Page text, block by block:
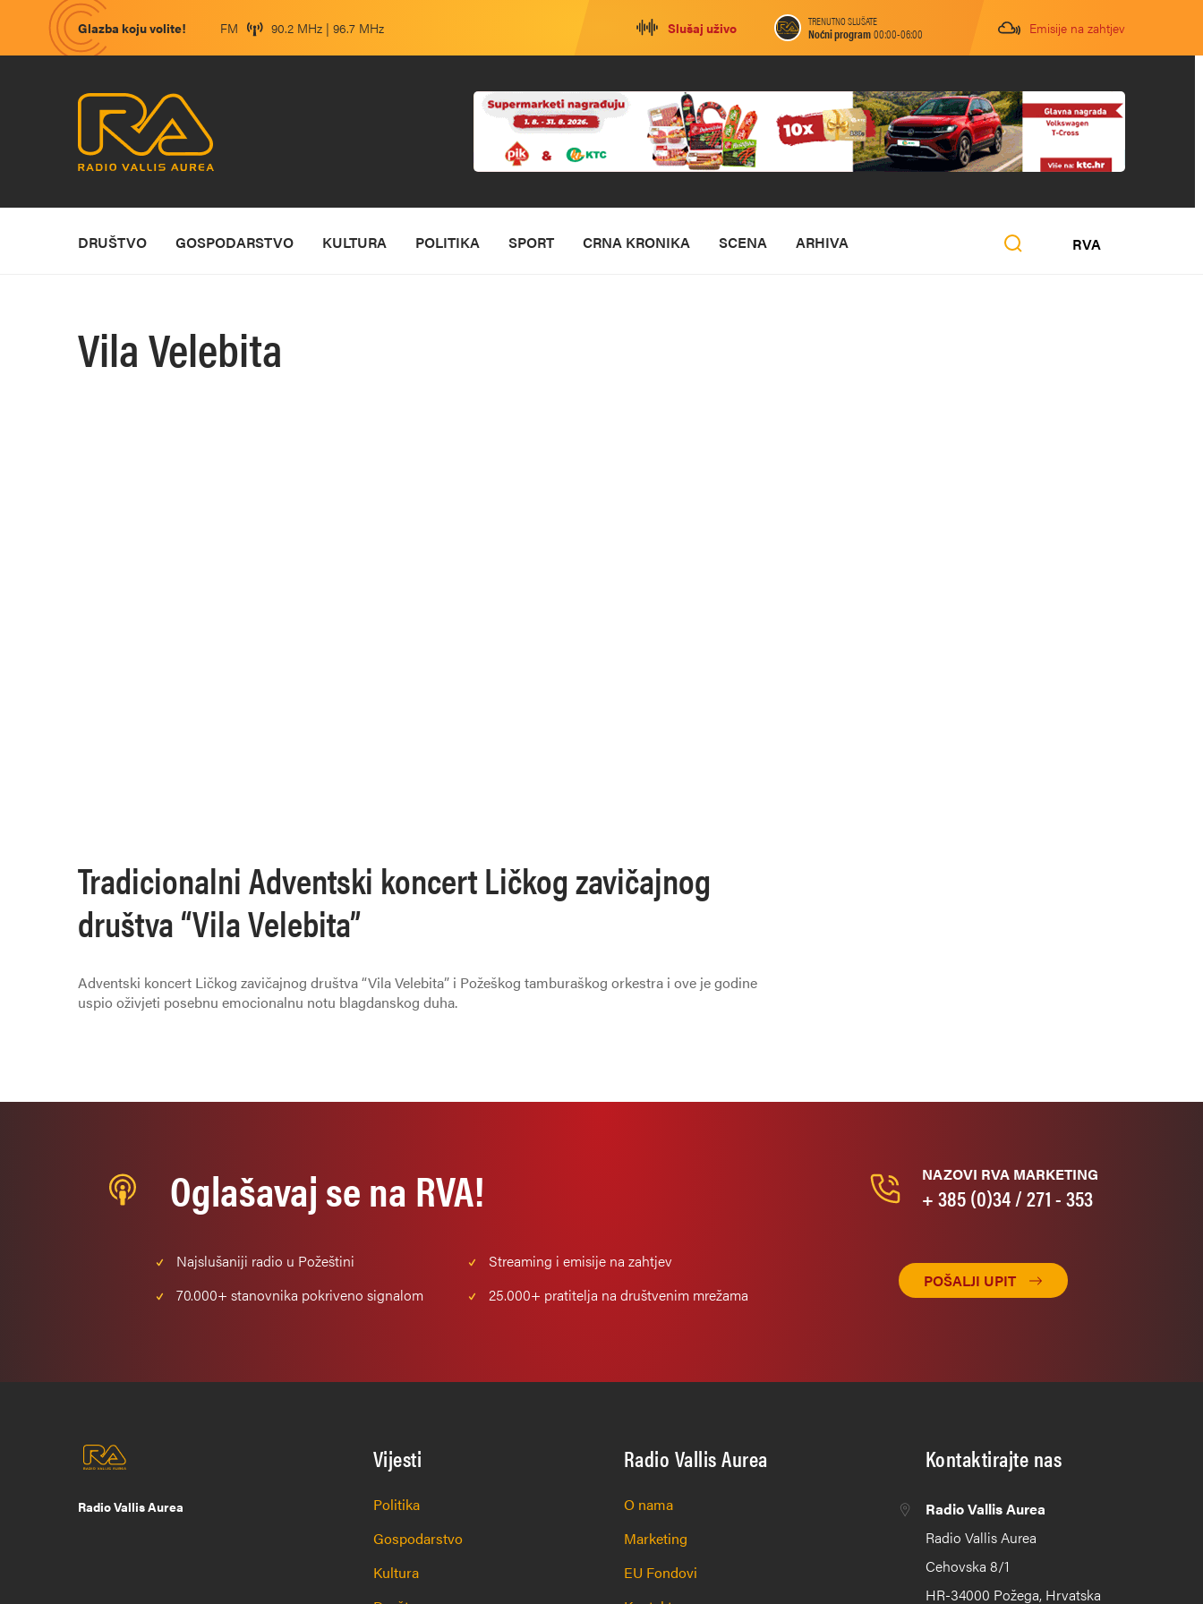
Glazba koju volite! FM 90.2 MHz | 96.7 MHz Slušaj uživo TRENUTNO SLUŠATE
Noćni program00:00-06:00 Emisije na zahtjev
DRUŠTVO GOSPODARSTVO KULTURA POLITIKA SPORT CRNA KRONIKA SCENA ARHIVA RVA
Vila Velebita
Tradicionalni Adventski koncert Ličkog zavičajnog
društva “Vila Velebita”
Adventski koncert Ličkog zavičajnog društva “Vila Velebita” i Požeškog tamburaškog orkestra i ove je godine
uspio oživjeti posebnu emocionalnu notu blagdanskog duha.
Oglašavaj se na RVA!
Najslušaniji radio u Požeštini
Streaming i emisije na zahtjev
70.000+ stanovnika pokriveno signalom 25.000+ pratitelja na društvenim mrežama
NAZOVI RVA MARKETING
+ 385 (0)34 / 271 - 353
POŠALJI UPIT
Radio Vallis Aurea
Vijesti
Politika
Gospodarstvo
Kultura
Radio Vallis Aurea
O nama
Marketing
EU Fondovi
Kontaktirajte nas
Radio Vallis Aurea
Radio Vallis Aurea
Cehovska 8/1
HR-34000 Požega, Hrvatska